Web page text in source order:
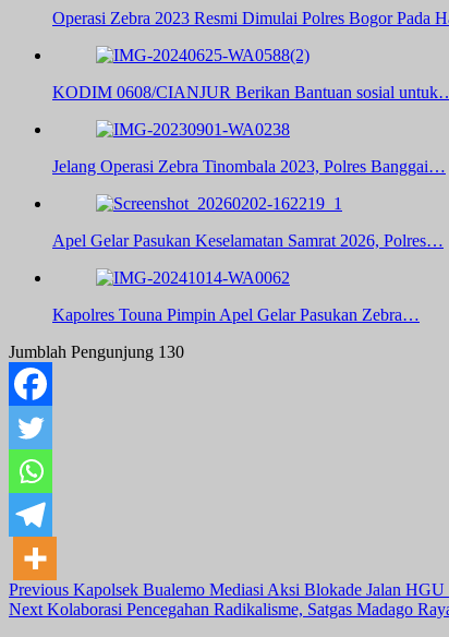
Operasi Zebra 2023 Resmi Dimulai Polres Bogor Pada
KODIM 0608/CIANJUR Berikan Bantuan sosial
Jelang Operasi Zebra Tinombala 2023, Polres Banggai…
Apel Gelar Pasukan Keselamatan Samrat 2026, Polres…
Kapolres Touna Pimpin Apel Gelar Pasukan Zebra…
Jumblah Pengunjung 130
Post
Navigation
Previous Kapolsek Bualemo Mediasi Aksi Blokade Jalan
Next Kolaborasi Pencegahan Radikalisme, Satgas Madago